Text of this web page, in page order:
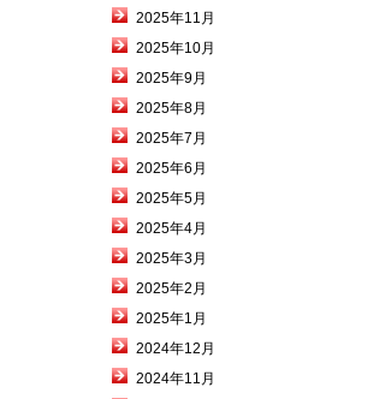
2025年11月
2025年10月
2025年9月
2025年8月
2025年7月
2025年6月
2025年5月
2025年4月
2025年3月
2025年2月
2025年1月
2024年12月
2024年11月